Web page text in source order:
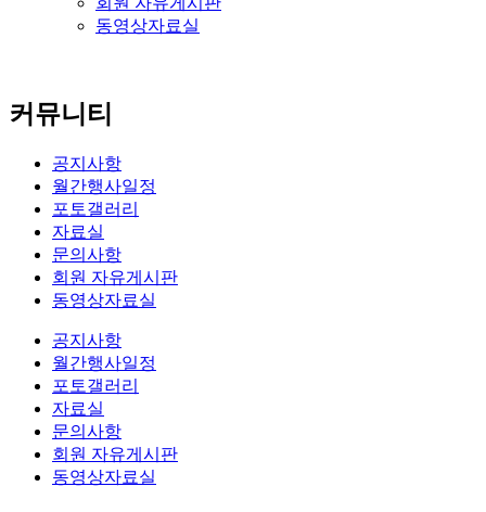
동영상자료실
커뮤니티
공지사항
월간행사일정
포토갤러리
자료실
문의사항
회원 자유게시판
동영상자료실
공지사항
월간행사일정
포토갤러리
자료실
문의사항
회원 자유게시판
동영상자료실